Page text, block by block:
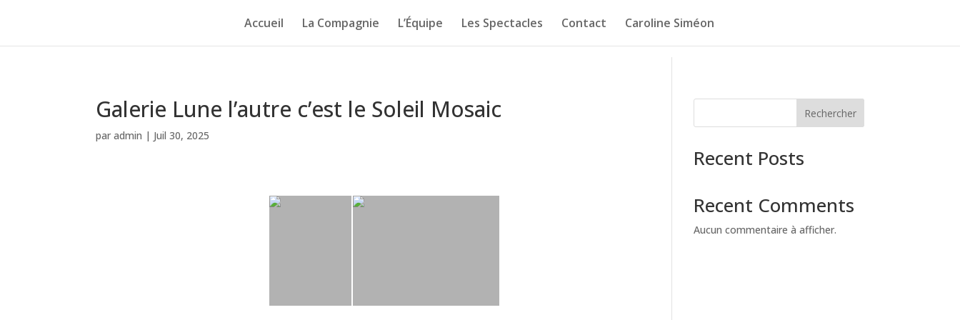
Accueil La Compagnie L’Équipe Les Spectacles Contact Caroline Siméon
Galerie Lune l’autre c’est le Soleil Mosaic
paradmin | Juil 30, 2025
Rechercher
Recent Posts
Recent Comments
Aucun commentaire à afficher.